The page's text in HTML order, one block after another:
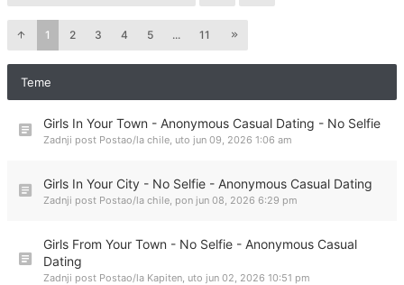
1 2 3 4 5 ... 11
Teme
Girls In Your Town - Anonymous Casual Dating - No Selfie
Zadnji post Postao/la chile, uto jun 09, 2026 1:06 am
Girls In Your City - No Selfie - Anonymous Casual Dating
Zadnji post Postao/la chile, pon jun 08, 2026 6:29 pm
Girls From Your Town - No Selfie - Anonymous Casual
Dating
Zadnji post Postao/la Kapiten, uto jun 02, 2026 10:51 pm